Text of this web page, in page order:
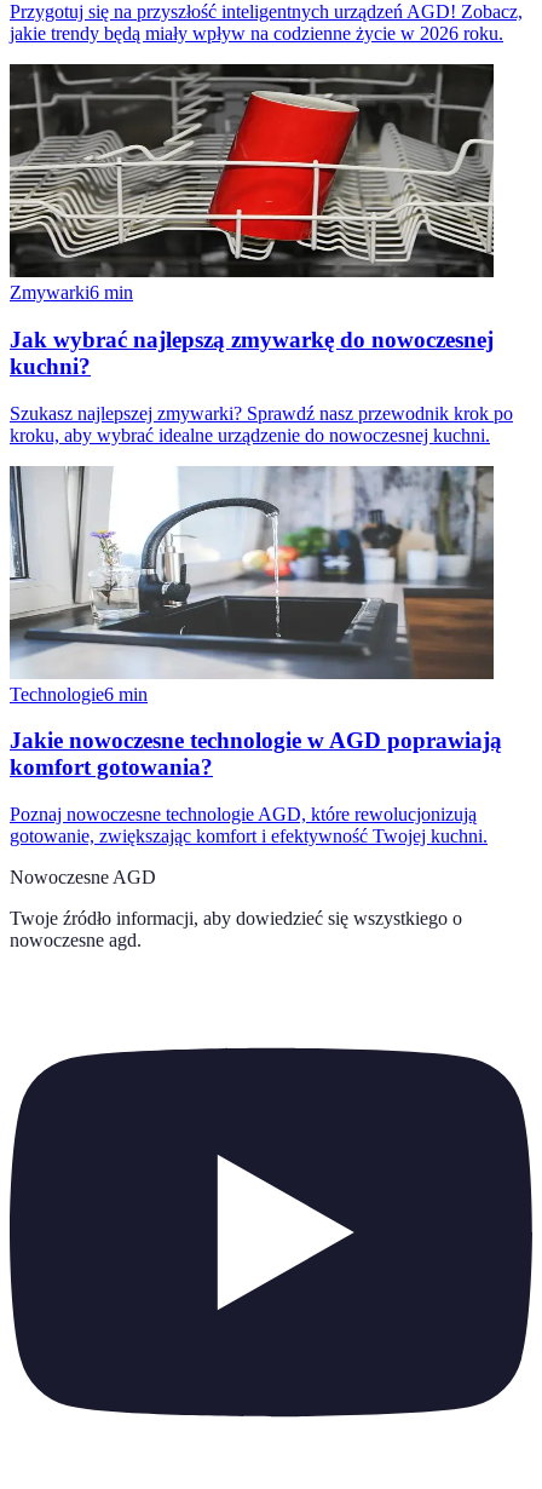
Przygotuj się na przyszłość inteligentnych urządzeń AGD! Zobacz,
jakie trendy będą miały wpływ na codzienne życie w 2026 roku.
Zmywarki6 min
Jak wybrać najlepszą zmywarkę do nowoczesnej
kuchni?
Szukasz najlepszej zmywarki? Sprawdź nasz przewodnik krok po
kroku, aby wybrać idealne urządzenie do nowoczesnej kuchni.
Technologie6 min
Jakie nowoczesne technologie w AGD poprawiają
komfort gotowania?
Poznaj nowoczesne technologie AGD, które rewolucjonizują
gotowanie, zwiększając komfort i efektywność Twojej kuchni.
Nowoczesne AGD
Twoje źródło informacji, aby dowiedzieć się wszystkiego o
nowoczesne agd.